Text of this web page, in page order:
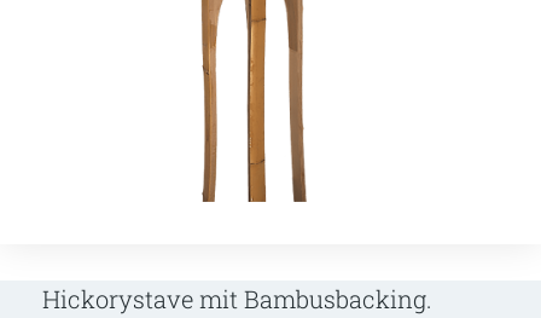
Hickorystave mit Bambusbacking.